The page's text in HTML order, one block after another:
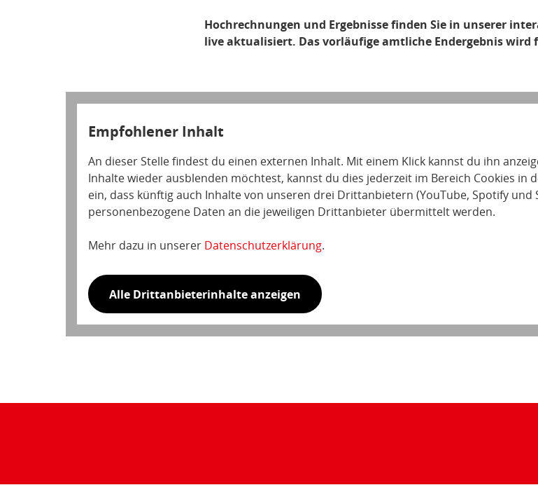
Hochrechnungen und Ergebnisse finden Sie in unserer
live aktualisiert. Das vorläufige amtliche Endergebnis
Empfohlener Inhalt
An dieser Stelle findest du einen externen Inhalt. Mit einem Klick kannst du ihn
Inhalte wieder ausblenden möchtest, kannst du dies jederzeit im Bereich Cookies in
ein, dass künftig auch Inhalte von unseren drei Drittanbietern (YouTube, Spotify
personenbezogene Daten an die jeweiligen Drittanbieter übermittelt werden.
Mehr dazu in unserer Datenschutzerklärung.
Alle Drittanbieterinhalte anzeigen
Seite: